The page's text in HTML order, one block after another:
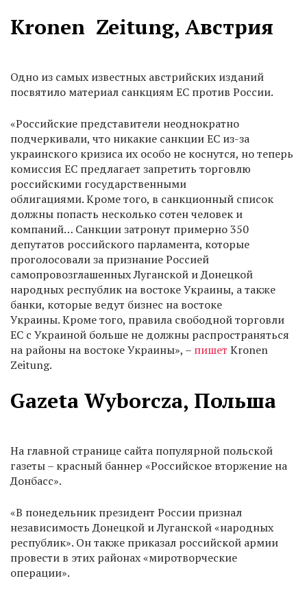
Kronen Zeitung, Австрия
Одно из самых известных австрийских изданий
посвятило материал санкциям ЕС против России.
«Российские представители неоднократно
подчеркивали, что никакие санкции ЕС из-за
украинского кризиса их особо не коснутся, но теперь
комиссия ЕС предлагает запретить торговлю
российскими государственными
облигациями. Кроме того, в санкционный список
должны попасть несколько сотен человек и
компаний… Санкции затронут примерно 350
депутатов российского парламента, которые
проголосовали за признание Россией
самопровозглашенных Луганской и Донецкой
народных республик на востоке Украины, а также
банки, которые ведут бизнес на востоке
Украины. Кроме того, правила свободной торговли
ЕС с Украиной больше не должны распространяться
на районы на востоке Украины», – пишет Kronen
Zeitung.
Gazeta Wyborcza, Польша
На главной странице сайта популярной польской
газеты – красный баннер «Российское вторжение на
Донбасс».
«В понедельник президент России признал
независимость Донецкой и Луганской «народных
республик». Он также приказал российской армии
провести в этих районах «миротворческие
операции».